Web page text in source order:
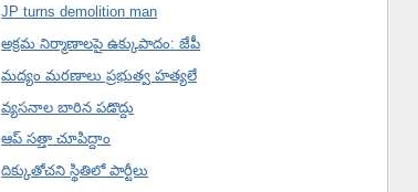
JP turns demolition man
అక్రమ నిర్మాణాలపై ఉక్కుపాదం: జేపీ
మద్యం మరణాలు ప్రభుత్వ హత్యలే
వ్యసనాల బారిన పడొద్దు
ఆప్ సత్తా చూపిద్దాం
దిక్కుతోచని స్థితిలో పార్టీలు